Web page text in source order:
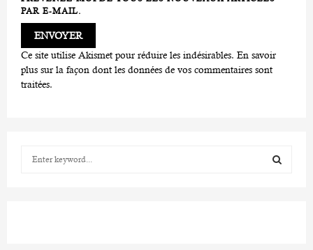
PAR E-MAIL.
Ce site utilise Akismet pour réduire les indésirables. En savoir
plus sur la façon dont les données de vos commentaires sont
traitées.